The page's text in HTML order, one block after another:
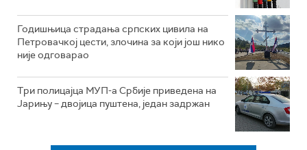
Годишњица страдања српских цивила на
Петровачкој цести, злочина за који још нико
није одговарао
Три полицајца МУП-а Србије приведена на
Јарињу – двојица пуштена, један задржан